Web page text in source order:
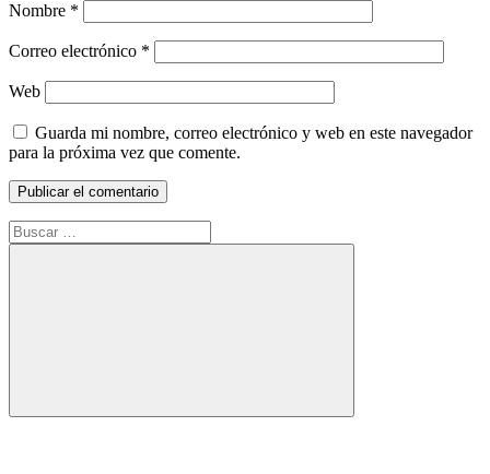
Nombre *
Correo electrónico *
Web
Guarda mi nombre, correo electrónico y web en este navegador
para la próxima vez que comente.
Buscar:
Buscar